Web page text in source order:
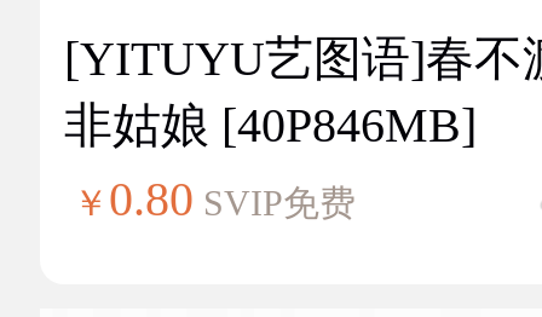
[YITUYU艺图语]春不
非姑娘 [40P846MB]
￥ 0.80 SVIP免费